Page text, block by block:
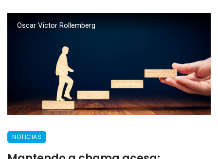
Oscar Victor Rollemberg
NOTICIAS